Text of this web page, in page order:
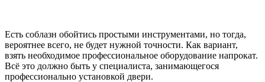
Есть соблазн обойтись простыми инструментами, но тогда,
вероятнее всего, не будет нужной точности. Как вариант,
взять необходимое профессиональное оборудование напрокат.
Всё это должно быть у специалиста, занимающегося
профессионально установкой двери.